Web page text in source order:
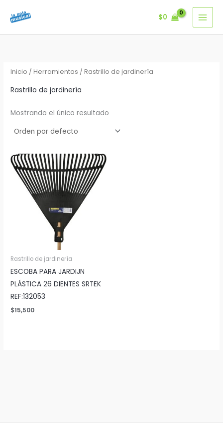
$0
Inicio /Herramientas / Rastrillo de jardinería
Rastrillo de jardinería
Mostrando el único resultado
Rastrillo de jardinería
ESCOBA PARA JARDIJN
PLÁSTICA 26 DIENTES SRTEK
REF:132053
$15,500